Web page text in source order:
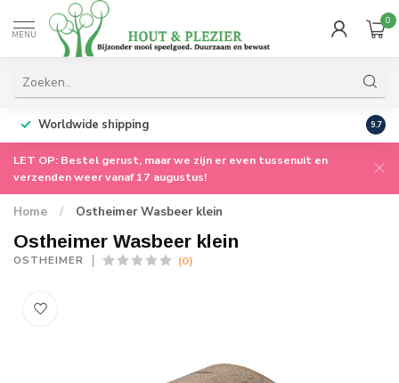
MENU
0
Worldwide shipping 9.7
LET OP: Bestel gerust, maar we zijn er even tussenuit en
verzenden weer vanaf 17 augustus!
Home / Ostheimer Wasbeer klein
Ostheimer Wasbeer klein
OSTHEIMER (0)